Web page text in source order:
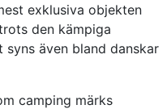
exklusiva objekten
den kämpiga
även bland danskar
camping märks